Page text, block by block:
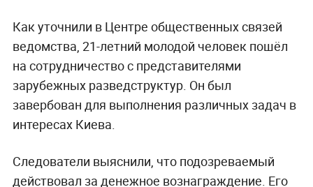
Как уточнили в Центре общественных связей
ведомства, 21-летний молодой человек пошёл
на сотрудничество с представителями
зарубежных разведструктур. Он был
завербован для выполнения различных задач в
интересах Киева.
Следователи выяснили, что подозреваемый
действовал за денежное вознаграждение. Его